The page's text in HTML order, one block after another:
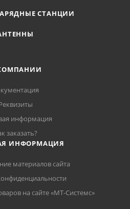
СТАНЦИИ
информация
заказать?
ИНФОРМАЦИЯ
материалов сайта
на сайте «МТ-Системс»